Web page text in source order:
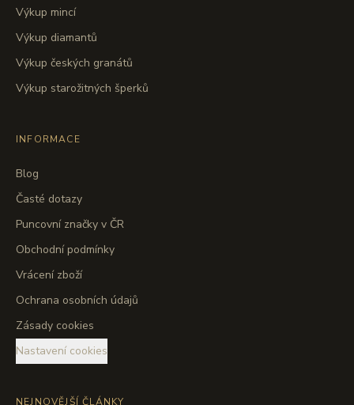
Výkup mincí
Výkup diamantů
Výkup českých granátů
Výkup starožitných šperků
INFORMACE
Blog
Časté dotazy
Puncovní značky v ČR
Obchodní podmínky
Vrácení zboží
Ochrana osobních údajů
Zásady cookies
Nastavení cookies
NEJNOVĚJŠÍ ČLÁNKY